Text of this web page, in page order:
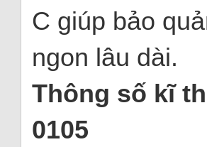
C giúp bảo
ngon lâu dài.
Thông số kĩ
0105